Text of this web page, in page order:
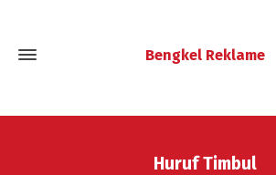
Bengkel Reklame
Huruf Timbul